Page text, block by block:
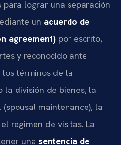
para lograr una separación
un acuerdo de
agreement) por escrito,
y reconocido ante
términos de la
la división de bienes, la
maintenance), la
régimen de visitas. La
una sentencia de